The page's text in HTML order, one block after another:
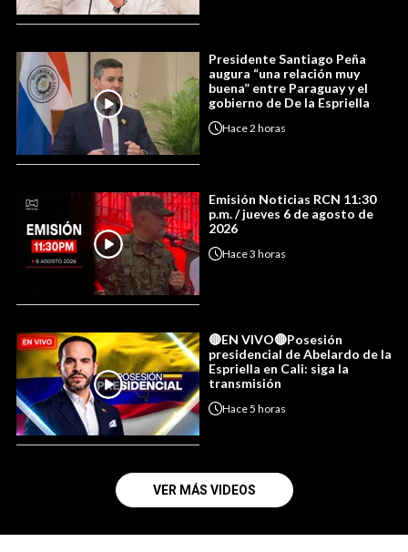
Presidente Santiago Peña
augura “una relación muy
buena” entre Paraguay y el
gobierno de De la Espriella
Hace2 horas
Emisión Noticias RCN 11:30
p.m. / jueves 6 de agosto de
2026
Hace3 horas
🔴EN VIVO🔴Posesión
presidencial de Abelardo de la
Espriella en Cali: siga la
transmisión
Hace5 horas
VER MÁS VIDEOS